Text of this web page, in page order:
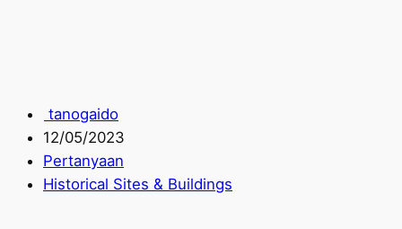
tanogaido
12/05/2023
Pertanyaan
Historical Sites & Buildings